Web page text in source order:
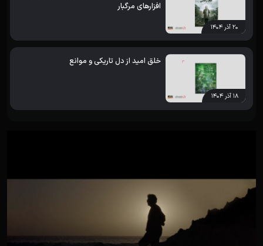
۲۰ آذر ۱۴۰۴
افزارهای مرگبار
۱۸ آذر ۱۴۰۴
خلق امید از دل تاریکی و موانع